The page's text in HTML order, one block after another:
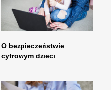
O bezpieczeństwie
cyfrowym dzieci